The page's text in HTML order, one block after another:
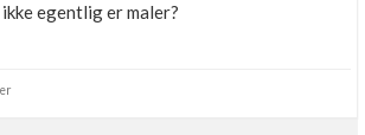
egentlig er maler?